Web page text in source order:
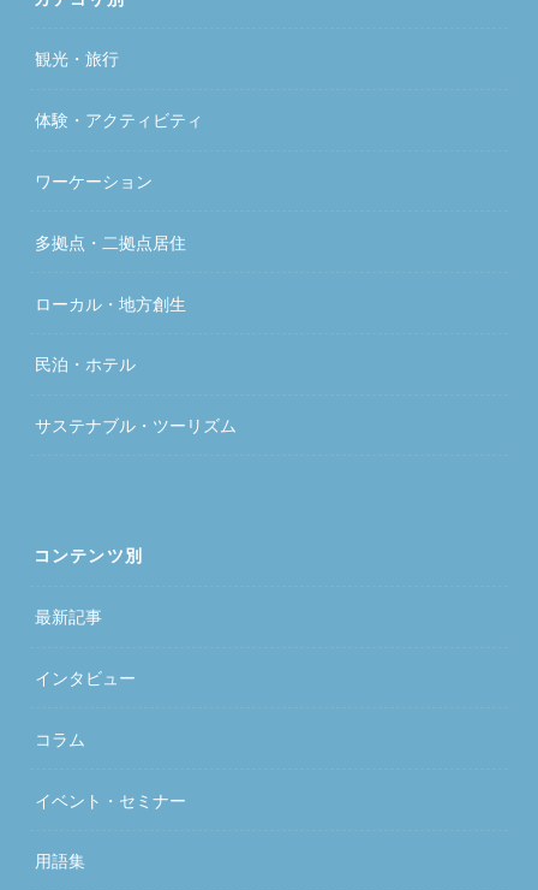
観光・旅行
体験・アクティビティ
ワーケーション
多拠点・二拠点居住
ローカル・地方創生
民泊・ホテル
サステナブル・ツーリズム
コンテンツ別
最新記事
インタビュー
コラム
イベント・セミナー
用語集